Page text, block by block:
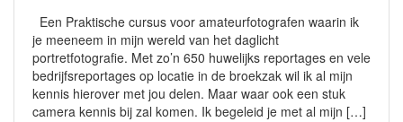
Een Praktische cursus voor amateurfotografen waarin ik
je meeneem in mijn wereld van het daglicht
portretfotografie. Met zo’n 650 huwelijks reportages en vele
bedrijfsreportages op locatie in de broekzak wil ik al mijn
kennis hierover met jou delen. Maar waar ook een stuk
camera kennis bij zal komen. Ik begeleid je met al mijn […]